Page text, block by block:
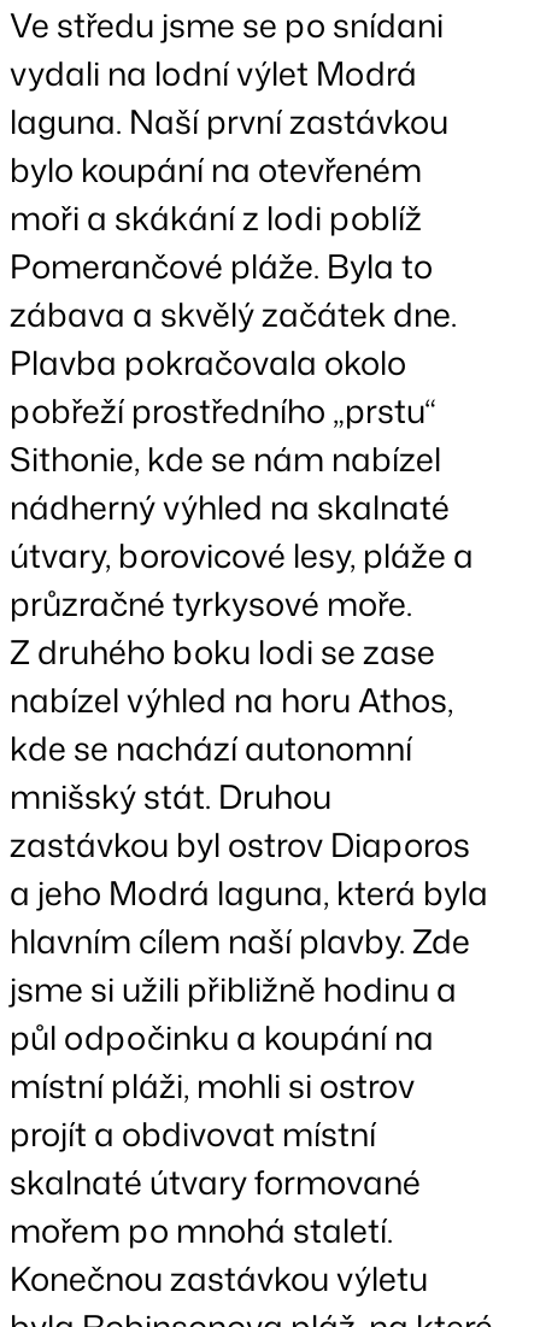
Ve středu jsme se po snídani
vydali na lodní výlet Modrá
laguna. Naší první zastávkou
bylo koupání na otevřeném
moři a skákání z lodi poblíž
Pomerančové pláže. Byla to
zábava a skvělý začátek dne.
Plavba pokračovala okolo
pobřeží prostředního „prstu“
Sithonie, kde se nám nabízel
nádherný výhled na skalnaté
útvary, borovicové lesy, pláže a
průzračné tyrkysové moře.
Z druhého boku lodi se zase
nabízel výhled na horu Athos,
kde se nachází autonomní
mnišský stát. Druhou
zastávkou byl ostrov Diaporos
a jeho Modrá laguna, která byla
hlavním cílem naší plavby. Zde
jsme si užili přibližně hodinu a
půl odpočinku a koupání na
místní pláži, mohli si ostrov
projít a obdivovat místní
skalnaté útvary formované
mořem po mnohá staletí.
Konečnou zastávkou výletu